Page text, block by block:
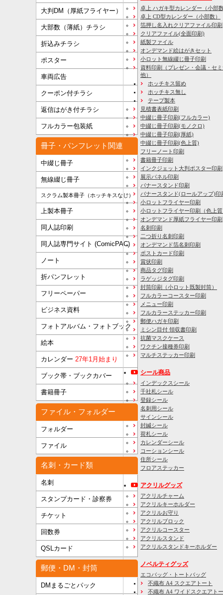
大判DM（厚紙フライヤー）
大部数（薄紙）チラシ
折込みチラシ
ポスター
車両広告
クーポン付チラシ
返信はがき付チラシ
フルカラー包装紙
冊子・パンフレット関連
中綴じ冊子
無線綴じ冊子
スクラム製本冊子（ホッチキスなし）
上製本冊子
同人誌印刷
同人誌専門サイト (ComicPAC)
ノート
折パンフレット
フリーペーパー
ビジネス資料
フォトアルバム・フォトブック
絵本
カレンダー 27年1月始まり
ブック帯・ブックカバー
書籍冊子
ファイル・フォルダー
フォルダー
ファイル
名刺・カード類
名刺
スタンプカード・診察券
チケット
回数券
QSLカード
郵便・DM・封筒
DMまるごとパック
卓上 ハガキ型カレンダー（小部
卓上 CD型カレンダー（小部数）
箔押し名入れクリアファイル印刷
クリアファイル(全面印刷)
紙製ファイル
オンデマンド絵はがきセット
小ロット無線綴じ冊子印刷
資料印刷
（プレゼン・会議・セ
他）
ホッチキス留め
ホッチキス無し
テープ製本
見積書表紙印刷
中綴じ冊子印刷(フルカラー)
中綴じ冊子印刷(モノクロ)
中綴じ冊子印刷(厚紙)
中綴じ冊子印刷(色上質)
フリーノート印刷
書籍冊子印刷
インクジェット大判ポスター印刷
展示パネル印刷
バナースタンド印刷
バナースタンド(ロールアップ)印
小ロットフライヤー印刷
小ロットフライヤー印刷（色上
オンデマンド厚紙フライヤー印刷
名刺印刷
二つ折り名刺印刷
オンデマンド箔名刺印刷
ポストカード印刷
賞状印刷
商品タグ印刷
ラゲッジタグ印刷
封筒印刷
（小ロット既製封筒）
フルカラーコースター印刷
メニュー印刷
フルカラーステッカー印刷
郵便ハガキ印刷
ミシン目付 領収書印刷
抗菌マスクケース
ワクチン接種券印刷
マルチステッカー印刷
シール商品
インデックスシール
千社札シール
登録シール
名刺用シール
サインシール
封緘シール
荷札シール
カレンダーシール
コーションシール
住所シール
フロアステッカー
アクリルグッズ
アクリルチャーム
アクリルキーホルダー
アクリルお守り
アクリルブロック
アクリルコースター
アクリルスタンド
アクリルスタンドキーホルダー
ノベルティグッズ
エコバッグ・トートバッグ
不織布 A4 スクエアトート
不織布 A4 ワイドスクエアト